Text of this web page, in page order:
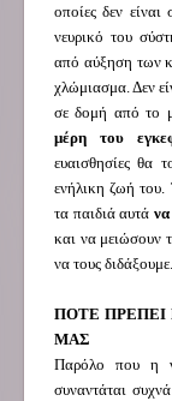
οποίες δεν είναι
νευρικό του
από αύξηση των
χλώμιασμα. Δεν
σε δομή από το
μέρη του
ευαισθησίες θα
ενήλικη ζωή του.
τα παιδιά αυτά
και να μειώσουν
να τους διδάξουμε.
ΠΟΤΕ ΠΡΕΠΕΙ
ΜΑΣ
Παρόλο που η
συναντάται